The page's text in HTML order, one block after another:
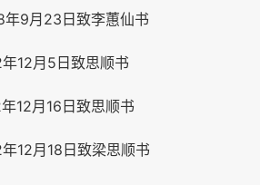
年9月23日致李蕙仙书
12月5日致思顺书
12月16日致思顺书
12月18日致梁思顺书